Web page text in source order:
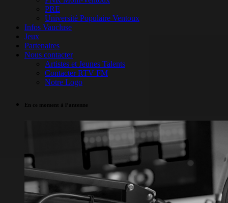
PRE
Université Populaire Ventoux
Infos Vaucluse
Jeux
Partenaires
Nous contacter
Artistes et Jeunes Talents
Contacter RTV FM
Notre Logo
En ce moment à l’antenne